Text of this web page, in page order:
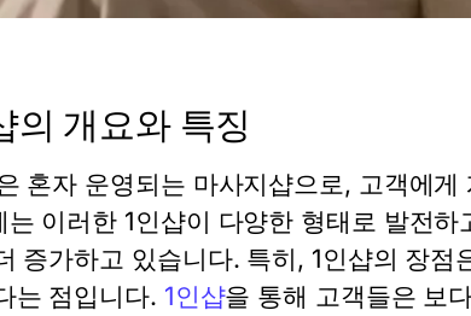
의 개요와 특징
혼자 운영되는 마사지샵으로, 고객에
는 이러한 1인샵이 다양한 형태로 발전
증가하고 있습니다. 특히, 1인샵의 장
는 점입니다. 1인샵을 통해 고객들은 보